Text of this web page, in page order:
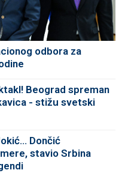
odbora za
Beograd spreman
- stižu svetski
Dončić
stavio Srbina